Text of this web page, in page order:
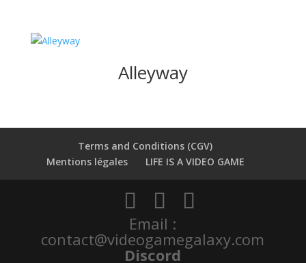
Alleyway
Terms and Conditions (CGV)
Mentions légales
LIFE IS A VIDEO GAME
Email :
contact@videogamegalaxy.com
Discord